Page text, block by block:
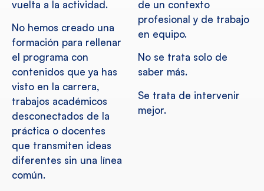
vuelta a la actividad.
No hemos creado una
formación para rellenar
el programa con
contenidos que ya has
visto en la carrera,
trabajos académicos
desconectados de la
práctica o docentes
que transmiten ideas
diferentes sin una línea
común.
de un contexto
profesional y de trabajo
en equipo.
No se trata solo de
saber más.
Se trata de intervenir
mejor.